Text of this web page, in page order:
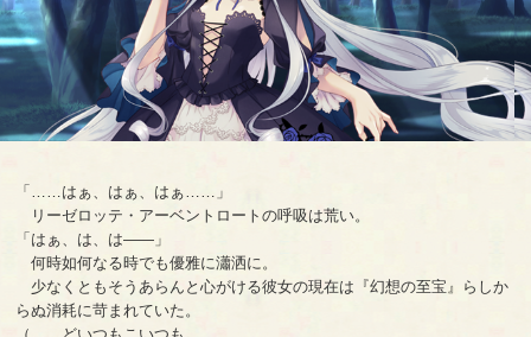
「……はぁ、はぁ、はぁ……」
リーゼロッテ・アーベントロートの呼吸は荒い。
「はぁ、は、は――」
何時如何なる時でも優雅に瀟洒に。
少なくともそうあらんと心がける彼女の現在は『幻想の至宝』らしか
らぬ消耗に苛まれていた。